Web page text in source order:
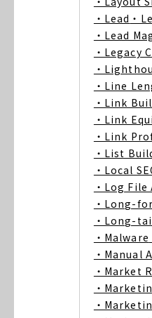
・Lead ・
・Lead
・Legacy
・
・Line
・Link
・Link
・Link
・List
・Local
・Log
・Long-
・Long-
・Malware
・Manual
・Market
・
・